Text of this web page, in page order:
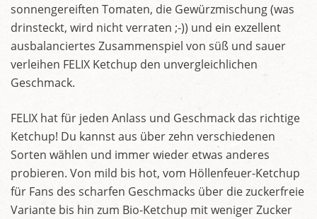
sonnengereiften Tomaten, die Gewürzmischung (was
drinsteckt, wird nicht verraten ;-)) und ein exzellent
ausbalanciertes Zusammenspiel von süß und sauer
verleihen FELIX Ketchup den unvergleichlichen
Geschmack.
FELIX hat für jeden Anlass und Geschmack das richtige
Ketchup! Du kannst aus über zehn verschiedenen
Sorten wählen und immer wieder etwas anderes
probieren. Von mild bis hot, vom Höllenfeuer-Ketchup
für Fans des scharfen Geschmacks über die zuckerfreie
Variante bis hin zum Bio-Ketchup mit weniger Zucker